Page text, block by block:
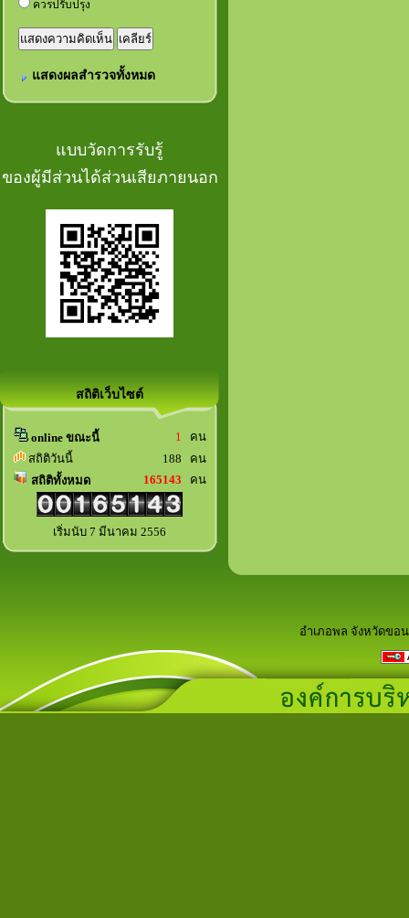
ควรปรับปรุง
แสดงผลสำรวจทั้งหมด
แบบวัดการรับรู้
ของผู้มีส่วนได้ส่วนเสียภายนอก
สถิติเว็บไซต์
online ขณะนี้ 1 คน
สถิติวันนี้
188 คน
สถิติทั้งหมด
165143 คน
เริ่มนับ 7 มีนาคม 2556
อำเภอพล จังหวัดขอ